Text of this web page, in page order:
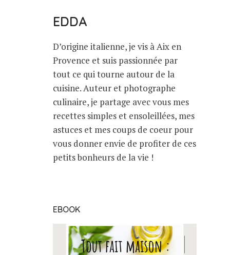
EDDA
D’origine italienne, je vis à Aix en
Provence et suis passionnée par
tout ce qui tourne autour de la
cuisine. Auteur et photographe
culinaire, je partage avec vous mes
recettes simples et ensoleillées, mes
astuces et mes coups de coeur pour
vous donner envie de profiter de ces
petits bonheurs de la vie !
EBOOK